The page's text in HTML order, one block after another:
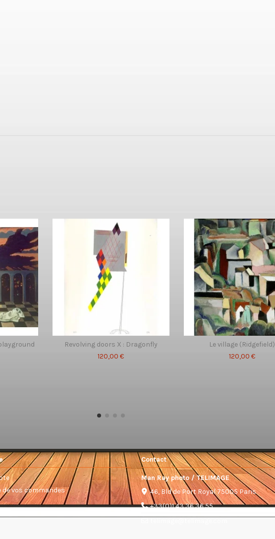
Revolving doors X : Dragonfly
120,00 €
Le village (Ridgefield)
120,00 €
de vos commandes
Contact
Man Ray photo / TELIMAGE
46, Bld de Port Royal 75005 Paris
+33(0)1 43 36 36 55